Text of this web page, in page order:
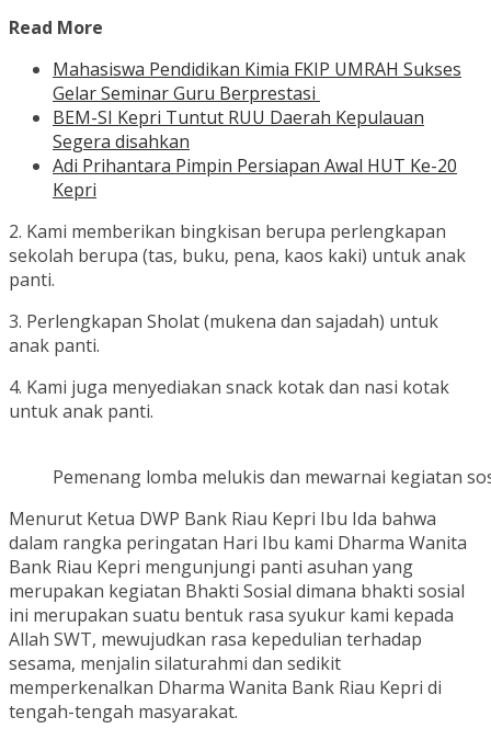
Read More
Mahasiswa Pendidikan Kimia FKIP UMRAH Sukses
Gelar Seminar Guru Berprestasi
BEM-SI Kepri Tuntut RUU Daerah Kepulauan
Segera disahkan
Adi Prihantara Pimpin Persiapan Awal HUT Ke-20
Kepri
2. Kami memberikan bingkisan berupa perlengkapan
sekolah berupa (tas, buku, pena, kaos kaki) untuk anak
panti.
3. Perlengkapan Sholat (mukena dan sajadah) untuk
anak panti.
4. Kami juga menyediakan snack kotak dan nasi kotak
untuk anak panti.
Pemenang lomba melukis dan mewarnai kegiatan
Menurut Ketua DWP Bank Riau Kepri Ibu Ida bahwa
dalam rangka peringatan Hari Ibu kami Dharma Wanita
Bank Riau Kepri mengunjungi panti asuhan yang
merupakan kegiatan Bhakti Sosial dimana bhakti sosial
ini merupakan suatu bentuk rasa syukur kami kepada
Allah SWT, mewujudkan rasa kepedulian terhadap
sesama, menjalin silaturahmi dan sedikit
memperkenalkan Dharma Wanita Bank Riau Kepri di
tengah-tengah masyarakat.